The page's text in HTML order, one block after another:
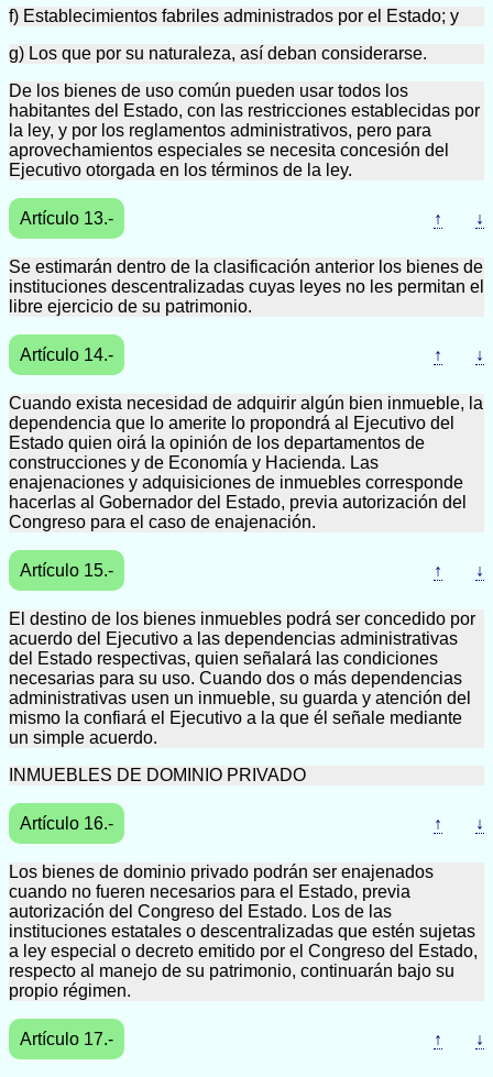
f) Establecimientos fabriles administrados por el Estado; y
g) Los que por su naturaleza, así deban considerarse.
De los bienes de uso común pueden usar todos los
habitantes del Estado, con las restricciones establecidas por
la ley, y por los reglamentos administrativos, pero para
aprovechamientos especiales se necesita concesión del
Ejecutivo otorgada en los términos de la ley.
Artículo 13.- ↑ ↓
Se estimarán dentro de la clasificación anterior los bienes de
instituciones descentralizadas cuyas leyes no les permitan el
libre ejercicio de su patrimonio.
Artículo 14.- ↑ ↓
Cuando exista necesidad de adquirir algún bien inmueble, la
dependencia que lo amerite lo propondrá al Ejecutivo del
Estado quien oirá la opinión de los departamentos de
construcciones y de Economía y Hacienda. Las
enajenaciones y adquisiciones de inmuebles corresponde
hacerlas al Gobernador del Estado, previa autorización del
Congreso para el caso de enajenación.
Artículo 15.- ↑ ↓
El destino de los bienes inmuebles podrá ser concedido por
acuerdo del Ejecutivo a las dependencias administrativas
del Estado respectivas, quien señalará las condiciones
necesarias para su uso. Cuando dos o más dependencias
administrativas usen un inmueble, su guarda y atención del
mismo la confiará el Ejecutivo a la que él señale mediante
un simple acuerdo.
INMUEBLES DE DOMINIO PRIVADO
Artículo 16.- ↑ ↓
Los bienes de dominio privado podrán ser enajenados
cuando no fueren necesarios para el Estado, previa
autorización del Congreso del Estado. Los de las
instituciones estatales o descentralizadas que estén sujetas
a ley especial o decreto emitido por el Congreso del Estado,
respecto al manejo de su patrimonio, continuarán bajo su
propio régimen.
Artículo 17.- ↑ ↓